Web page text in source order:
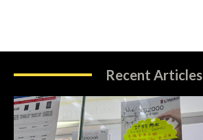
Recent Articles